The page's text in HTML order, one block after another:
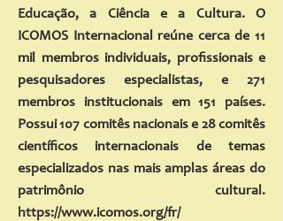
Educação, a Ciência e a Cultura. O
ICOMOS Internacional reúne cerca de 11
mil membros individuais, profissionais e
pesquisadores especialistas, e 271
membros institucionais em 151 países.
Possui 107 comitês nacionais e 28 comitês
científicos internacionais de temas
especializados nas mais amplas áreas do
patrimônio cultural.
https://www.icomos.org/fr/